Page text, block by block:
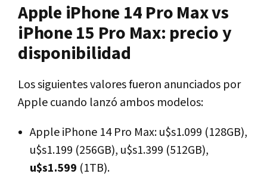
Apple iPhone 14 Pro Max vs
iPhone 15 Pro Max: precio y
disponibilidad
Los siguientes valores fueron anunciados por
Apple cuando lanzó ambos modelos:
Apple iPhone 14 Pro Max: u$s1.099 (128GB),
u$s1.199 (256GB), u$s1.399 (512GB),
u$s1.599 (1TB).